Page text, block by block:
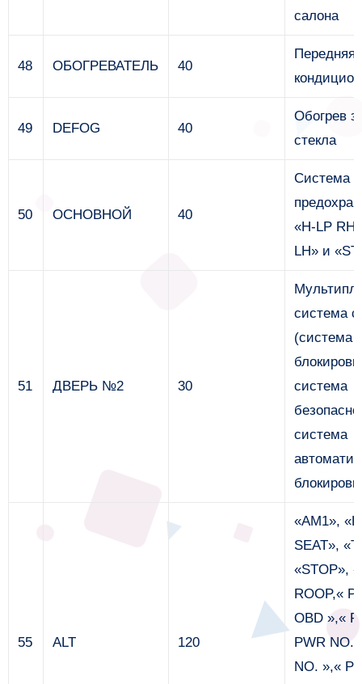
салона
48 ОБОГРЕВАТЕЛЬ 40
Передняя
49 DEFOG 40
Обогрев
стекла
50 ОСНОВНОЙ 40
Система
«H-LP
LH» и
51 ДВЕРЬ №2 30
система
(система
система
система
55 ALT 120
«AM1»,
SEAT»,
«STOP»,
ROOP,«
OBD »,«
PWR
NO. »,«